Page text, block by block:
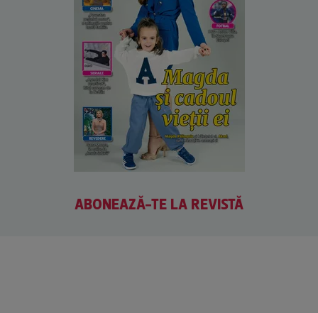
ABONEAZĂ-TE LA REVISTĂ